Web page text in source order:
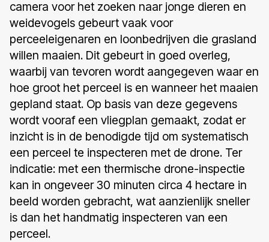
camera voor het zoeken naar jonge dieren en
weidevogels gebeurt vaak voor
perceeleigenaren en loonbedrijven die grasland
willen maaien. Dit gebeurt in goed overleg,
waarbij van tevoren wordt aangegeven waar en
hoe groot het perceel is en wanneer het maaien
gepland staat. Op basis van deze gegevens
wordt vooraf een vliegplan gemaakt, zodat er
inzicht is in de benodigde tijd om systematisch
een perceel te inspecteren met de drone. Ter
indicatie: met een thermische drone-inspectie
kan in ongeveer 30 minuten circa 4 hectare in
beeld worden gebracht, wat aanzienlijk sneller
is dan het handmatig inspecteren van een
perceel.